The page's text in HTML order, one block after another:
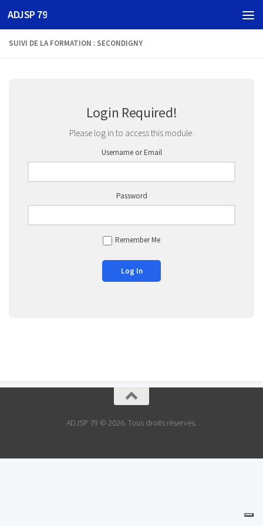
Skip to content
ADJSP 79
SUIVI DE LA FORMATION : SECONDIGNY
Login Required!
Please log in to access this module.
Username or Email
Password
Remember Me
ADJSP 79 © 2026. Tous droits réservés.